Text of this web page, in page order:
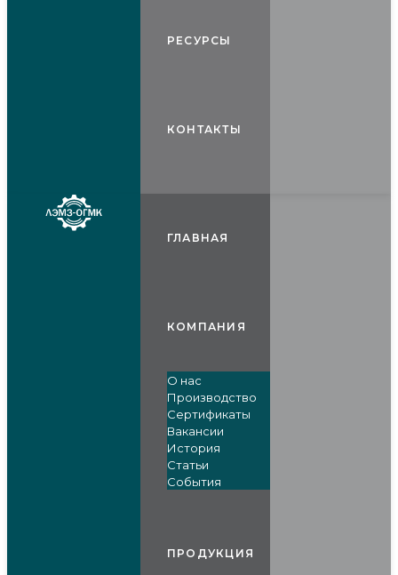
РЕСУРСЫ
КОНТАКТЫ
ГЛАВНАЯ
КОМПАНИЯ
О нас
Производство
Сертификаты
Вакансии
История
Статьи
События
ПРОДУКЦИЯ